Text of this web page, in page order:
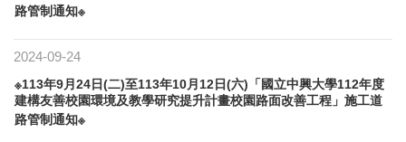
路管制通知※
2024-09-24
※113年9月24日(二)至113年10月12日(六)「國立中興大學112年度
建構友善校園環境及教學研究提升計畫校園路面改善工程」施工道
路管制通知※